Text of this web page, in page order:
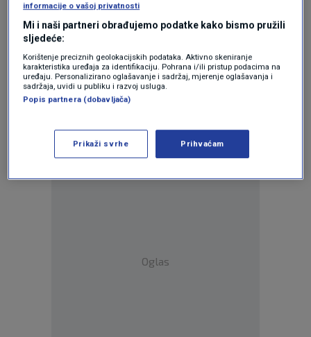
Oglas
Oglas
informacije o vašoj privatnosti
Mi i naši partneri obrađujemo podatke kako bismo pružili
sljedeće:
Korištenje preciznih geolokacijskih podataka. Aktivno skeniranje
karakteristika uređaja za identifikaciju. Pohrana i/ili pristup podacima na
uređaju. Personalizirano oglašavanje i sadržaj, mjerenje oglašavanja i
sadržaja, uvidi u publiku i razvoj usluga.
Popis partnera (dobavljača)
Prikaži svrhe Prihvaćam